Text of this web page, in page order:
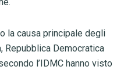
la causa principale degli
Repubblica Democratica
l’IDMC hanno visto